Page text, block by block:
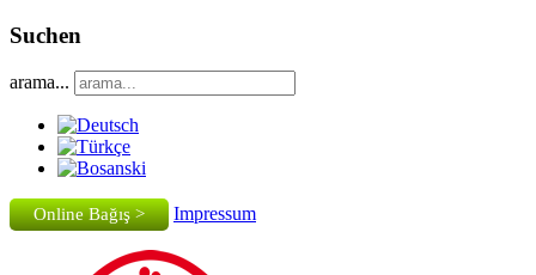
Suchen
arama...
Online Bağış > Impressum